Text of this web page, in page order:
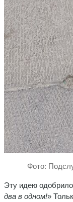
Фото:
Эту идею
два в одном!»